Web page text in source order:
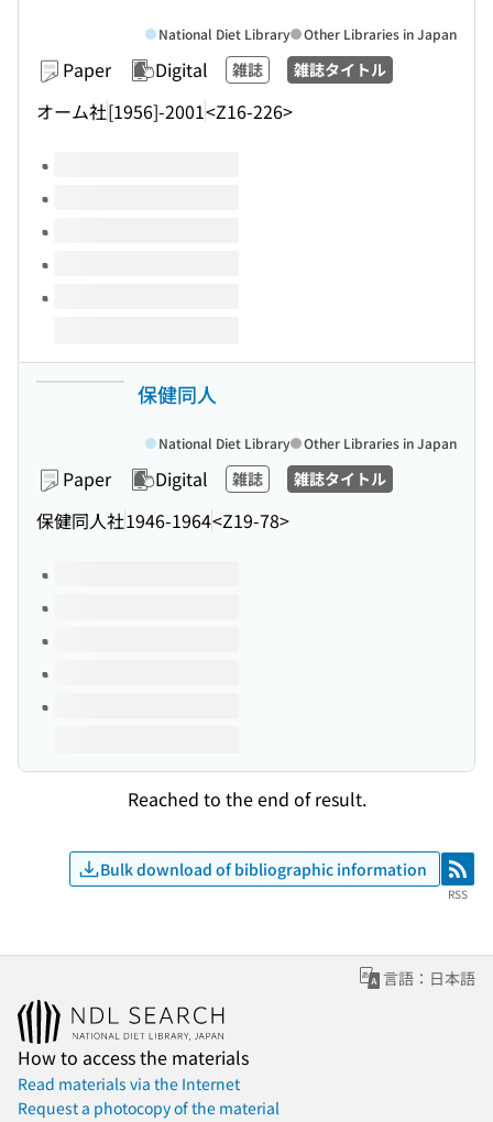
Paper Digital 雑誌 雑誌タイトル
オーム社[1956]-2001<Z16-226>
National Diet Library Other Libraries in Japan
Volumes of this title
保健同人
Paper Digital 雑誌 雑誌タイトル
保健同人社1946-1964<Z19-78>
National Diet Library Other Libraries in Japan
Volumes of this title
Reached to the end of result.
Bulk download of bibliographic information RSS
RSS
言語：日本語
How to access the materials
Read materials via the Internet
Request a photocopy of the material